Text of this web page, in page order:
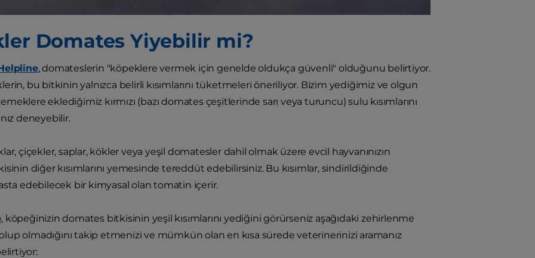
Domates Yiyebilir mi?
, domateslerin "köpeklere vermek için genelde oldukça güvenli" olduğunu belirtiyor.
bu bitkinin yalnızca belirli kısımlarını tüketmeleri öneriliyor. Bizim yediğimiz ve olgun
eklediğimiz kırmızı (bazı domates çeşitlerinde sarı veya turuncu) sulu kısımlarını
deneyebilir.
çiçekler, saplar, kökler veya yeşil domatesler dahil olmak üzere evcil hayvanınızın
diğer kısımlarını yemesinde tereddüt edebilirsiniz. Bu kısımlar, sindirildiğinde
edebilecek bir kimyasal olan tomatin içerir.
, köpeğinizin domates bitkisinin yeşil kısımlarını yediğini görürseniz aşağıdaki zehirlenme
olmadığını takip etmenizi ve mümkün olan en kısa sürede veterinerinizi aramanız